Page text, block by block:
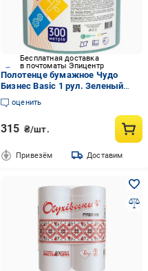
Бесплатная доставка
в почтоматы Эпицентр
Полотенце бумажное Чудо
Бизнес Basic 1 рул. Зеленый
(1017262)
оценить
315 ₴/шт.
Привезём Доставим